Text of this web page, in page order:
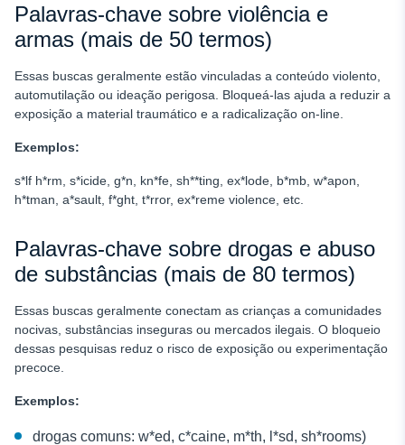
Palavras-chave sobre violência e
armas (mais de 50 termos)
Essas buscas geralmente estão vinculadas a conteúdo violento,
automutilação ou ideação perigosa. Bloqueá-las ajuda a reduzir a
exposição a material traumático e a radicalização on-line.
Exemplos:
s*lf h*rm, s*icide, g*n, kn*fe, sh**ting, ex*lode, b*mb, w*apon,
h*tman, a*sault, f*ght, t*rror, ex*reme violence, etc.
Palavras-chave sobre drogas e abuso
de substâncias (mais de 80 termos)
Essas buscas geralmente conectam as crianças a comunidades
nocivas, substâncias inseguras ou mercados ilegais. O bloqueio
dessas pesquisas reduz o risco de exposição ou experimentação
precoce.
Exemplos:
drogas comuns: w*ed, c*caine, m*th, l*sd, sh*rooms)